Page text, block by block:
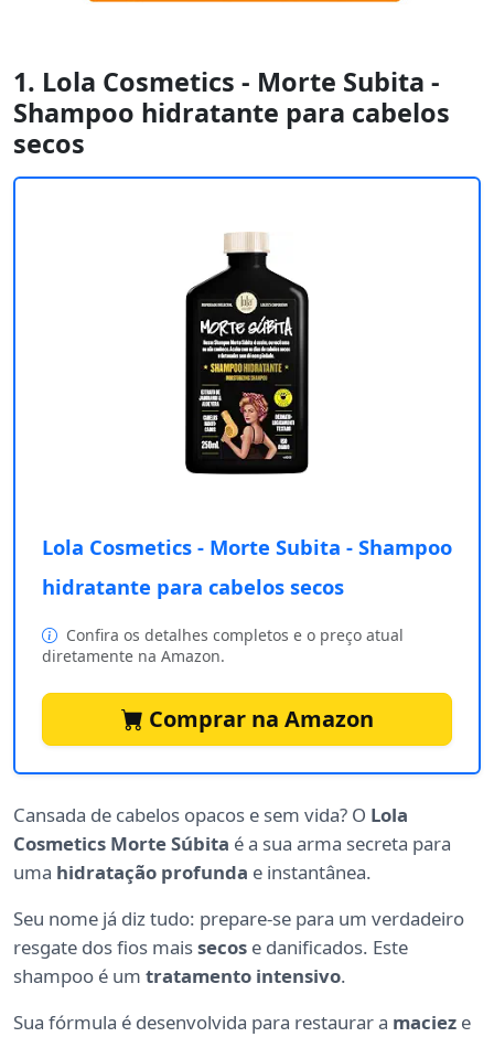
1. Lola Cosmetics - Morte Subita -
Shampoo hidratante para cabelos
secos
Lola Cosmetics - Morte Subita - Shampoo
hidratante para cabelos secos
Confira os detalhes completos e o preço atual
diretamente na Amazon.
Comprar na Amazon
Cansada de cabelos opacos e sem vida? O Lola
Cosmetics Morte Súbita é a sua arma secreta para
uma hidratação profunda e instantânea.
Seu nome já diz tudo: prepare-se para um verdadeiro
resgate dos fios maissecos e danificados. Este
shampoo é um tratamento intensivo.
Sua fórmula é desenvolvida para restaurar a maciez e